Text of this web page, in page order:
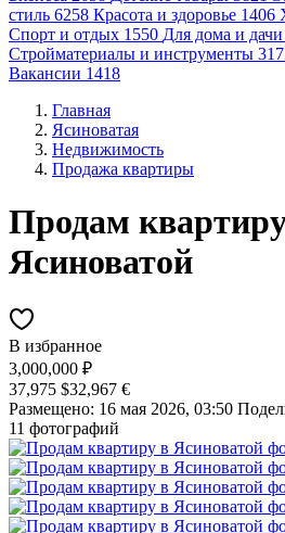
стиль 6258 Красота и здоровье 1406
Спорт и отдых 1550 Для дома и дачи
Стройматериалы и инструменты
Вакансии 1418
Главная
Ясиноватая
Недвижимость
Продажа квартиры
Продам
Ясиноватой
В избранное
3,000,000 ₽
37,975 $32,967 €
Размещено: 16 мая 2026, 03:50
11 фотографий